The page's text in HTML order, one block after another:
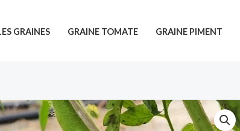
GRAINES GRAINE TOMATE GRAINE PIMENT